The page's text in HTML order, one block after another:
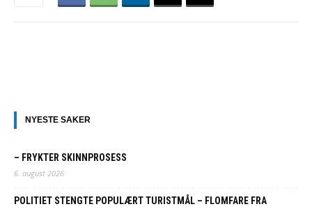
NYESTE SAKER
– FRYKTER SKINNPROSESS
6. august 2026
POLITIET STENGTE POPULÆRT TURISTMÅL – FLOMFARE FRA